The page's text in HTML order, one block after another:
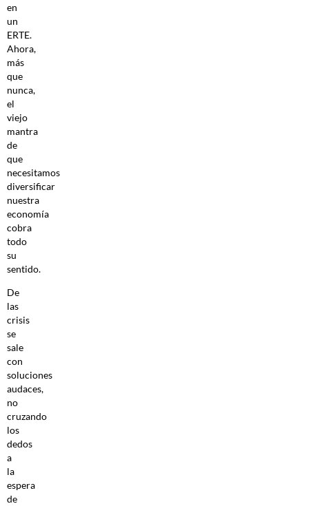
en
un
ERTE.
Ahora,
más
que
nunca,
el
viejo
mantra
de
que
necesitamos
diversificar
nuestra
economía
cobra
todo
su
sentido.
De
las
crisis
se
sale
con
soluciones
audaces,
no
cruzando
los
dedos
a
la
espera
de